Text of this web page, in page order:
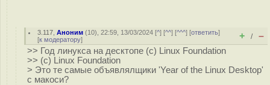
3.117 ,Аноним (10), 22:59, 13/03/2024 [^] [^^] [^^^] [ответить]
[к модератору] + / –
>> Год линукса на десктопе (с) Linux Foundation
>> (с) Linux Foundation
> Это те самые объявлялщики 'Year of the Linux Desktop'
с макоси?